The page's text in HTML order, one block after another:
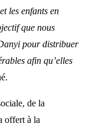
les enfants en
que nous
pour distribuer
afin qu’elles
de la
offert à la